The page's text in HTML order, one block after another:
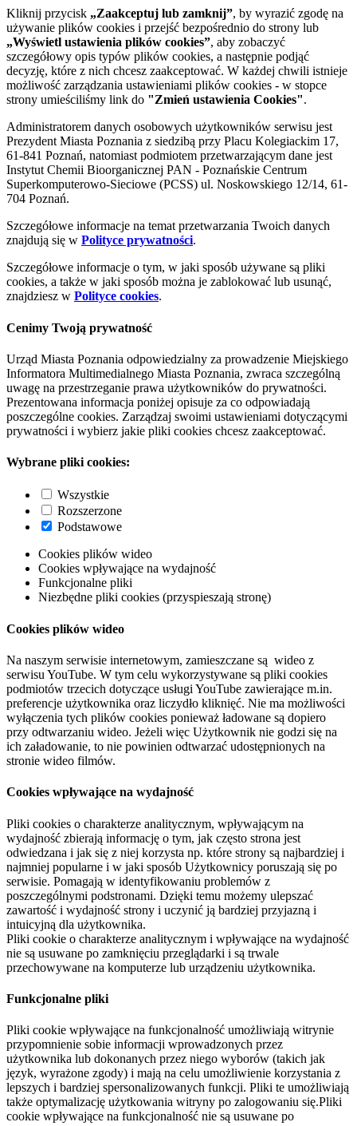
Kliknij przycisk „Zaakceptuj lub zamknij”, by wyrazić zgodę na
używanie plików cookies i przejść bezpośrednio do strony lub
„Wyświetl ustawienia plików cookies”, aby zobaczyć
szczegółowy opis typów plików cookies, a następnie podjąć
decyzję, które z nich chcesz zaakceptować. W każdej chwili istnieje
możliwość zarządzania ustawieniami plików cookies - w stopce
strony umieściliśmy link do "Zmień ustawienia Cookies".
Administratorem danych osobowych użytkowników serwisu jest
Prezydent Miasta Poznania z siedzibą przy Placu Kolegiackim 17,
61-841 Poznań, natomiast podmiotem przetwarzającym dane jest
Instytut Chemii Bioorganicznej PAN - Poznańskie Centrum
Superkomputerowo-Sieciowe (PCSS) ul. Noskowskiego 12/14, 61-
704 Poznań.
Szczegółowe informacje na temat przetwarzania Twoich danych
znajdują się w Polityce prywatności.
Szczegółowe informacje o tym, w jaki sposób używane są pliki
cookies, a także w jaki sposób można je zablokować lub usunąć,
znajdziesz w Polityce cookies.
Cenimy Twoją prywatność
Urząd Miasta Poznania odpowiedzialny za prowadzenie Miejskiego
Informatora Multimedialnego Miasta Poznania, zwraca szczególną
uwagę na przestrzeganie prawa użytkowników do prywatności.
Prezentowana informacja poniżej opisuje za co odpowiadają
poszczególne cookies. Zarządzaj swoimi ustawieniami dotyczącymi
prywatności i wybierz jakie pliki cookies chcesz zaakceptować.
Wybrane pliki cookies:
Wszystkie
Rozszerzone
Podstawowe
Cookies plików wideo
Cookies wpływające na wydajność
Funkcjonalne pliki
Niezbędne pliki cookies (przyspieszają stronę)
Cookies plików wideo
Na naszym serwisie internetowym, zamieszczane są wideo z
serwisu YouTube. W tym celu wykorzystywane są pliki cookies
podmiotów trzecich dotyczące usługi YouTube zawierające m.in.
preferencje użytkownika oraz liczydło kliknięć. Nie ma możliwości
wyłączenia tych plików cookies ponieważ ładowane są dopiero
przy odtwarzaniu wideo. Jeżeli więc Użytkownik nie godzi się na
ich załadowanie, to nie powinien odtwarzać udostępnionych na
stronie wideo filmów.
Cookies wpływające na wydajność
Pliki cookies o charakterze analitycznym, wpływającym na
wydajność zbierają informację o tym, jak często strona jest
odwiedzana i jak się z niej korzysta np. które strony są najbardziej i
najmniej popularne i w jaki sposób Użytkownicy poruszają się po
serwisie. Pomagają w identyfikowaniu problemów z
poszczególnymi podstronami. Dzięki temu możemy ulepszać
zawartość i wydajność strony i uczynić ją bardziej przyjazną i
intuicyjną dla użytkownika.
Pliki cookie o charakterze analitycznym i wpływające na wydajność
nie są usuwane po zamknięciu przeglądarki i są trwale
przechowywane na komputerze lub urządzeniu użytkownika.
Funkcjonalne pliki
Pliki cookie wpływające na funkcjonalność umożliwiają witrynie
przypomnienie sobie informacji wprowadzonych przez
użytkownika lub dokonanych przez niego wyborów (takich jak
język, wyrażone zgody) i mają na celu umożliwienie korzystania z
lepszych i bardziej spersonalizowanych funkcji. Pliki te umożliwiają
także optymalizację użytkowania witryny po zalogowaniu się.Pliki
cookie wpływające na funkcjonalność nie są usuwane po